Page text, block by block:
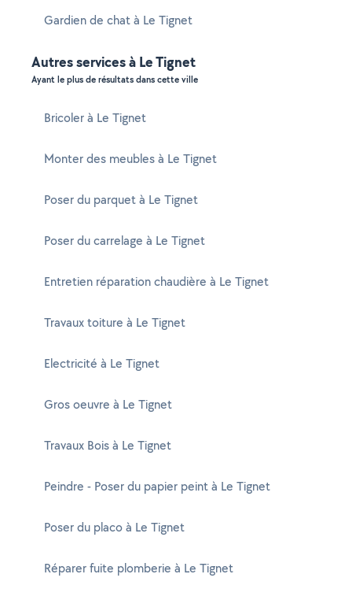
Gardien de chat à Le Tignet
Autres services à Le Tignet
Ayant le plus de résultats dans cette ville
Bricoler à Le Tignet
Monter des meubles à Le Tignet
Poser du parquet à Le Tignet
Poser du carrelage à Le Tignet
Entretien réparation chaudière à Le Tignet
Travaux toiture à Le Tignet
Electricité à Le Tignet
Gros oeuvre à Le Tignet
Travaux Bois à Le Tignet
Peindre - Poser du papier peint à Le Tignet
Poser du placo à Le Tignet
Réparer fuite plomberie à Le Tignet